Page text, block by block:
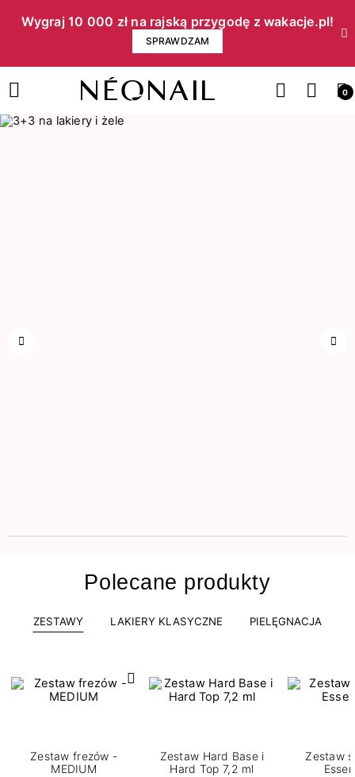
Wygraj 10 000 zł na rajską przygodę z wakacje.pl!​
SPRAWDZAM
0
Polecane produkty
ZESTAWY LAKIERY KLASYCZNE PIELĘGNACJA
Zestaw frezów -
MEDIUM
Zestaw Hard Base i
Hard Top 7,2 ml
Zestaw